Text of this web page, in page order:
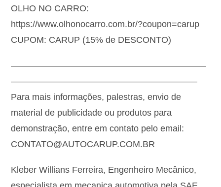
OLHO NO CARRO:
https://www.olhonocarro.com.br/?coupon=carup
CUPOM: CARUP (15% de DESCONTO)
——————————————————————
—————————————————————
Para mais informações, palestras, envio de
material de publicidade ou produtos para
demonstração, entre em contato pelo email:
CONTATO@AUTOCARUP.COM.BR
Kleber Willians Ferreira, Engenheiro Mecânico,